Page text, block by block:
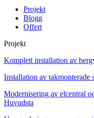
Projekt
Blogg
Offert
Projekt
Komplett installation av
Installation av takmonterade
Modernisering av elcentral
Huvudsta